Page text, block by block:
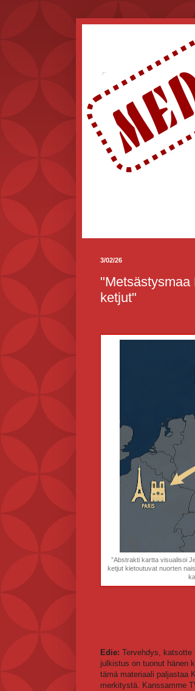
.
3/02/26
ketjut"
”Abstrakti kartta visualisoi
ketjut kietoutuvat nuorten
Edie: Tervehdys, katsotte
julkistus on tuonut hänen
tämä materiaali paljastaa
merkitystä. Kanssamme